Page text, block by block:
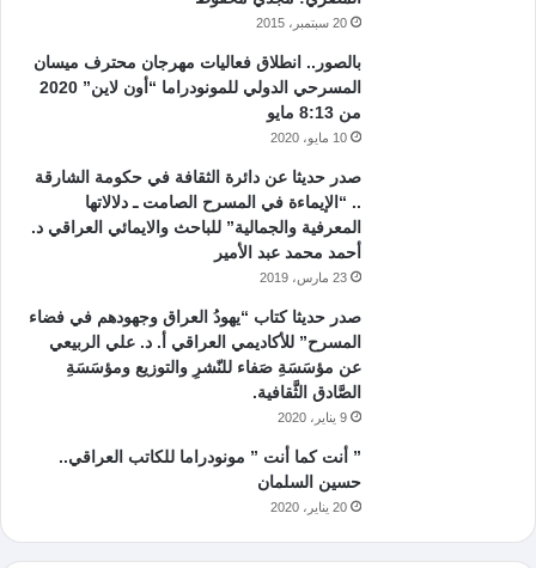
20 سبتمبر، 2015
بالصور.. انطلاق فعاليات مهرجان محترف ميسان
المسرحي الدولي للمونودراما “أون لاين” 2020
من 8:13 مايو
10 مايو، 2020
صدر حديثا عن دائرة الثقافة في حكومة الشارقة
.. “الإيماءة في المسرح الصامت ـ دلالاتها
المعرفية والجمالية” للباحث والايمائي العراقي د.
أحمد محمد عبد الأمير
23 مارس، 2019
صدر حديثا كتاب “يهودُ العراق وجهودهم في فضاء
المسرح” للأكاديمي العراقي أ. د. علي الربيعي
عن مؤسَسَةِ صَفاء للنّشرِ والتوزيع ومؤسَسَةِ
الصَّادق الثَّقافية.
9 يناير، 2020
” أنت كما أنت ” مونودراما للكاتب العراقي..
حسين السلمان
20 يناير، 2020